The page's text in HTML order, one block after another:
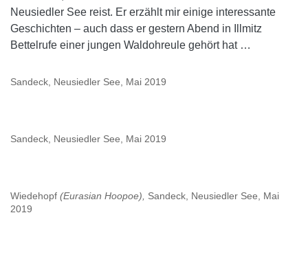
Neusiedler See reist. Er erzählt mir einige interessante
Geschichten – auch dass er gestern Abend in Illmitz
Bettelrufe einer jungen Waldohreule gehört hat …
Sandeck, Neusiedler See, Mai 2019
Sandeck, Neusiedler See, Mai 2019
Wiedehopf (Eurasian Hoopoe), Sandeck, Neusiedler See, Mai
2019